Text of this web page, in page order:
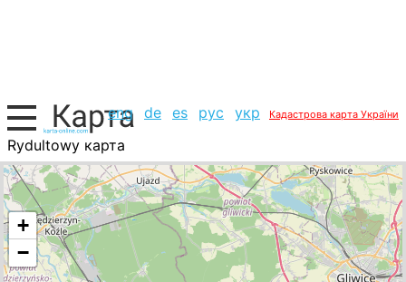
eng de es рус укр Кадастрова карта України
Rydultowy карта
Польща, список міст
+
−